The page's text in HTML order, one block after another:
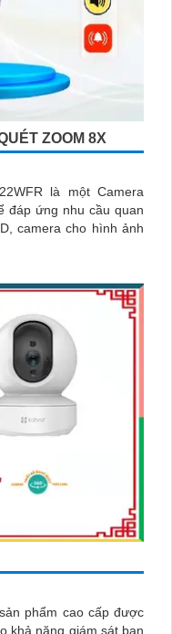
ZOOM 8X
là một Camera
đáp ứng nhu cầu quan
phẩm cao cấp được
khả năng giám sát ban